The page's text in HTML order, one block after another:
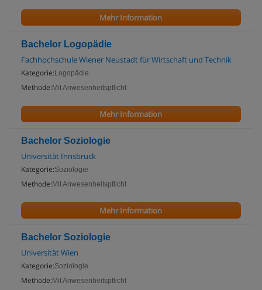
Mehr Information
Bachelor Logopädie
Fachhochschule Wiener Neustadt für Wirtschaft und Technik
Kategorie: Logopädie
Methode: Mit Anwesenheitspflicht
Mehr Information
Bachelor Soziologie
Universität Innsbruck
Kategorie:Soziologie
Methode: Mit Anwesenheitspflicht
Mehr Information
Bachelor Soziologie
Universität Wien
Kategorie:Soziologie
Methode: Mit Anwesenheitspflicht